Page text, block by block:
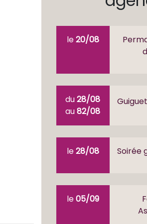
le20/08
du28/08
au82/08
le28/08 Soirée
le05/09